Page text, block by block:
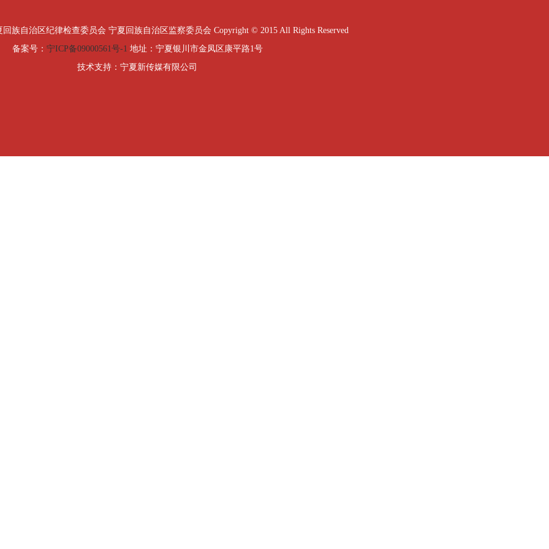
族自治区纪律检查委员会 宁夏回族自治区监察委员会 Copyright © 2015 All Rights Reserved
备案号： 宁ICP备09000561号-1 地址：宁夏银川市金凤区康平路1号
技术支持：宁夏新传媒有限公司